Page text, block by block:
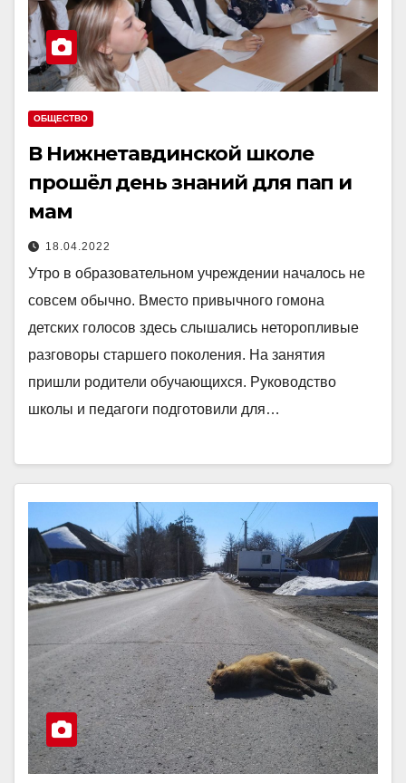
ОБЩЕСТВО
В Нижнетавдинской школе
прошёл день знаний для пап и
мам
18.04.2022
Утро в образовательном учреждении началось не
совсем обычно. Вместо привычного гомона
детских голосов здесь слышались неторопливые
разговоры старшего поколения. На занятия
пришли родители обучающихся. Руководство
школы и педагоги подготовили для…